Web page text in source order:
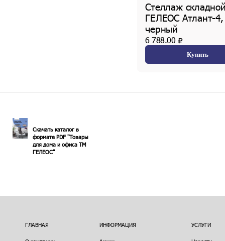
Стеллаж
ГЕЛЕОС Атлант-4,
черный
6 788.00
Купить
Скачать каталог в
формате PDF "Товары
для дома и офиса ТМ
ГЕЛЕОС"
ГЛАВНАЯ ИНФОРМАЦИЯ УСЛУГИ